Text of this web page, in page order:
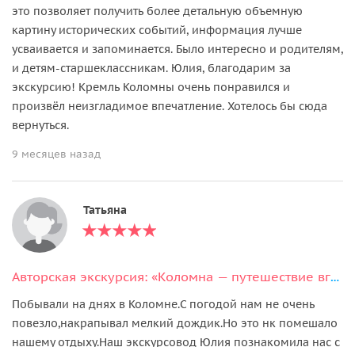
это позволяет получить более детальную объемную
картину исторических событий, информация лучше
усваивается и запоминается. Было интересно и родителям,
и детям-старшеклассникам. Юлия, благодарим за
экскурсию! Кремль Коломны очень понравился и
произвёл неизгладимое впечатление. Хотелось бы сюда
вернуться.
9 месяцев назад
Татьяна
Авторская экскурсия: «Коломна — путешествие вглубь веков»
Побывали на днях в Коломне.С погодой нам не очень
повезло,накрапывал мелкий дождик.Но это нк помешало
нашему отдыху.Наш экскурсовод Юлия познакомила нас с